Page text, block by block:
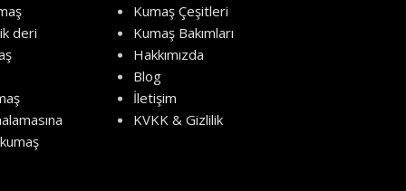
deri
Kumaş Çeşitleri
Kumaş Bakımları
Hakkımızda
Blog
İletişim
KVKK & Gizlilik